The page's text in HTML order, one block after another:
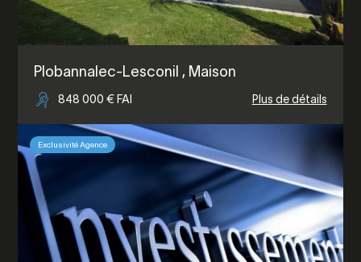
Plobannalec-Lesconil , Maison
848 000 € FAI Plus de détails
Exclusivité Agence